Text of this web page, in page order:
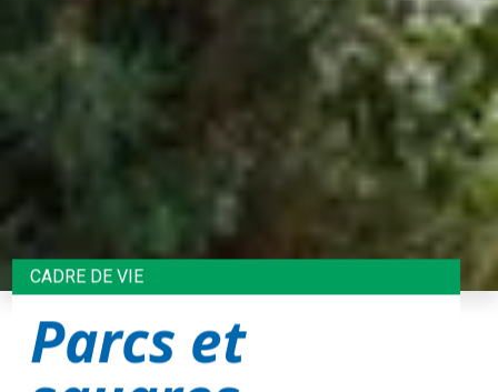
CADRE DE VIE
Parcs et